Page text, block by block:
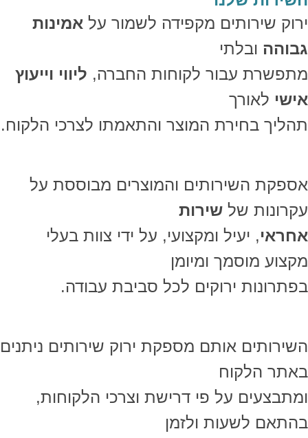
ירוק שירותים מקפידה לשמור על אמינות
גבוהה ובלתי
מתפשרת עבור לקוחות החברה, ליווי וייעוץ
אישי לאורך
תהליך בחירת המוצר והתאמתו לצרכי הלקוח.
אספקת השירותים והמוצרים מבוססת על
עקרונות של שירות
אחראי, יעיל ומקצועי, על ידי צוות בעלי
מקצוע מוסמך ומיומן
בפתרונות ירוקים לכל סביבת עבודה.
השירותים אותם מספקת ירוק שירותים ניתנים
באתר הלקוח
ומתבצעים על פי דרישת וצרכי הלקוחות,
בהתאם לשעות ולזמן